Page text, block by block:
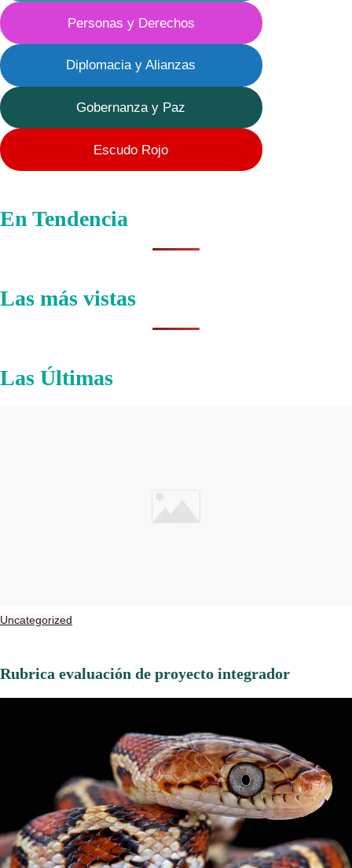
Personas y Derechos
Diplomacia y Alianzas
Gobernanza y Paz
Escudo Rojo
En Tendencia
Las más vistas
Las Últimas
Uncategorized
Rubrica evaluación de proyecto integrador